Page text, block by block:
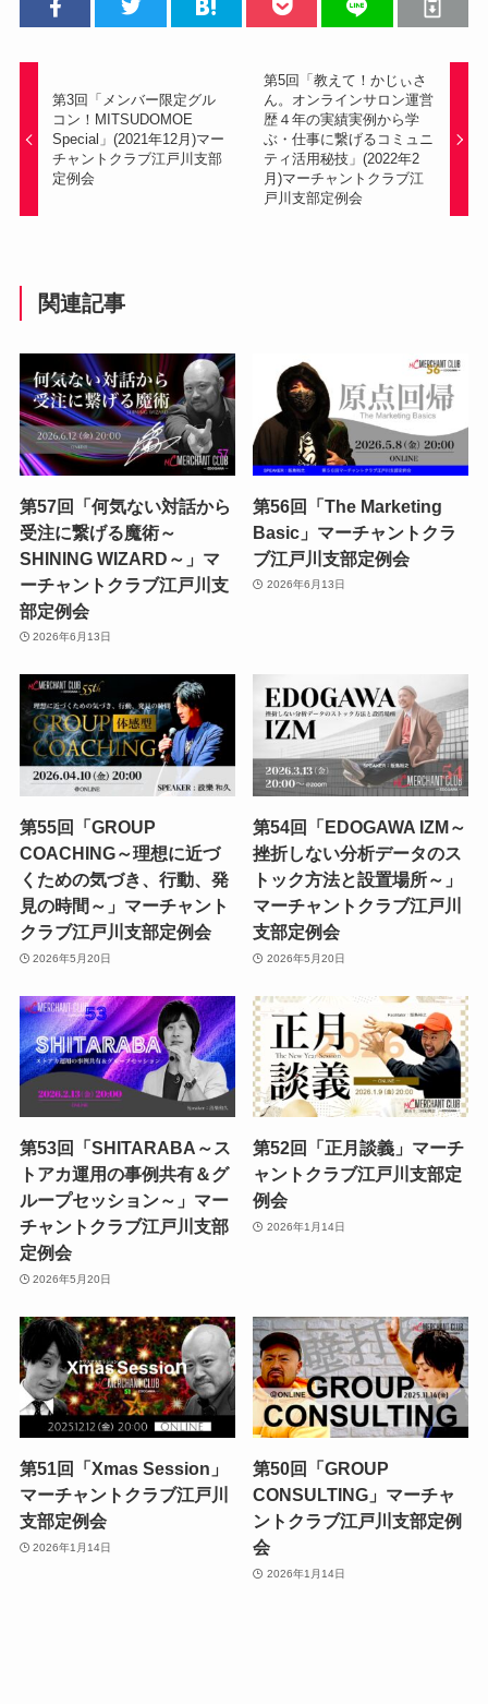
第3回「メンバー限定グル
コン！MITSUDOMOE
Special​​​」(2021年12月)マー
チャントクラブ江戸川支部
定例会
第5回「教えて！かじぃさ
ん。オンラインサロン運営
歴４年の実績実例から学
ぶ・仕事に繋げるコミュニ
ティ活用秘技」(2022年2
月)マーチャントクラブ江
戸川支部定例会
関連記事
第57回「何気ない対話から
受注に繋げる魔術～
SHINING WIZARD～」マ
ーチャントクラブ江戸川支
部定例会
2026年6月13日
第56回「The Marketing
Basic」マーチャントクラ
ブ江戸川支部定例会
2026年6月13日
第55回「GROUP
COACHING～理想に近づ
くための気づき、行動、発
見の時間～」マーチャント
クラブ江戸川支部定例会
2026年5月20日
第54回「EDOGAWA IZM～
挫折しない分析データのス
トック方法と設置場所～」
マーチャントクラブ江戸川
支部定例会
2026年5月20日
第53回「SHITARABA～ス
トアカ運用の事例共有＆グ
ループセッション～」マー
チャントクラブ江戸川支部
定例会
2026年5月20日
第52回「正月談義」マーチ
ャントクラブ江戸川支部定
例会
2026年1月14日
第51回「Xmas Session」
マーチャントクラブ江戸川
支部定例会
2026年1月14日
第50回「GROUP
CONSULTING」マーチャ
ントクラブ江戸川支部定例
会
2026年1月14日